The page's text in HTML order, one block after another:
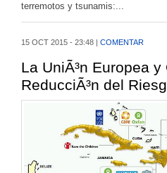
terremotos y tsunamis:...
15 OCT 2015 - 23:48 | COMENTAR
La UniÃ³n Europea
ReducciÃ³n del